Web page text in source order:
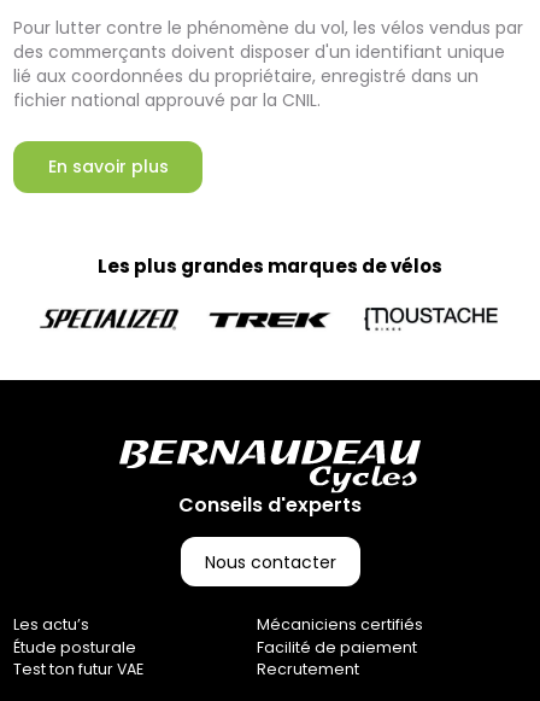
Pour lutter contre le phénomène du vol, les vélos vendus par
des commerçants doivent disposer d'un identifiant unique
lié aux coordonnées du propriétaire, enregistré dans un
fichier national approuvé par la CNIL.
En savoir plus
Les plus grandes marques de vélos
Conseils d'experts
Nous contacter
Les actu’s
Mécaniciens certifiés
Étude posturale
Facilité de paiement
Test ton futur VAE
Recrutement